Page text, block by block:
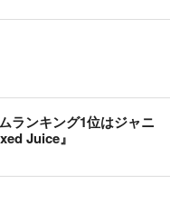
ランキング1位はジャニ
Juice』